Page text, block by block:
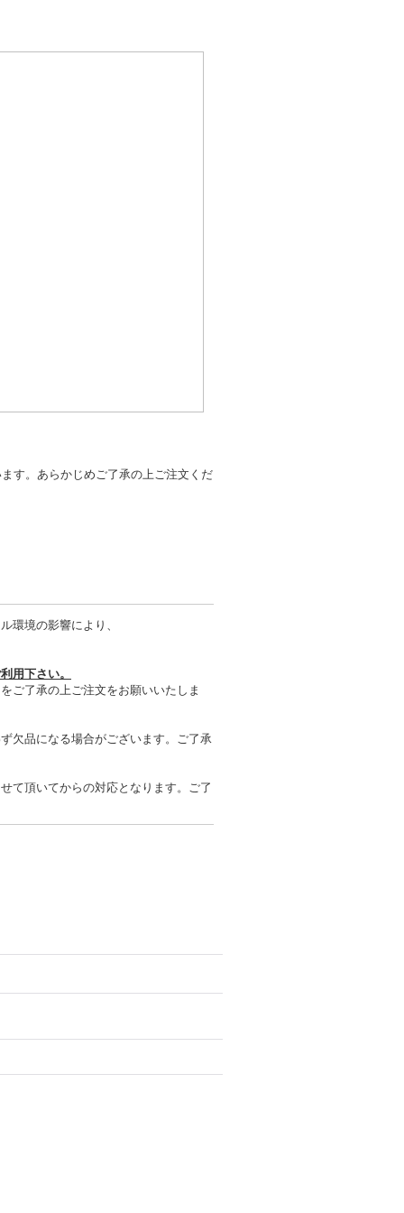
す。あらかじめご了承の上ご注文くだ
環境の影響により、
用下さい。
ご了承の上ご注文をお願いいたしま
欠品になる場合がございます。ご了承
て頂いてからの対応となります。ご了